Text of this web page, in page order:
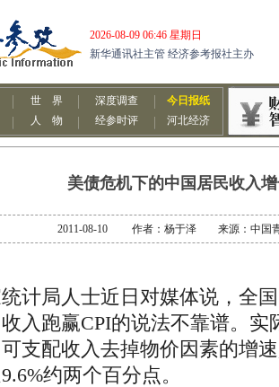
美债危机下的中国居民收入
2011-08-10 作者：杨于泽 来源：中国
局人士近日对媒体说，全国
入跑赢CPI的说法不靠谱。实
支配收入去掉物价因素的增
约两个百分点。